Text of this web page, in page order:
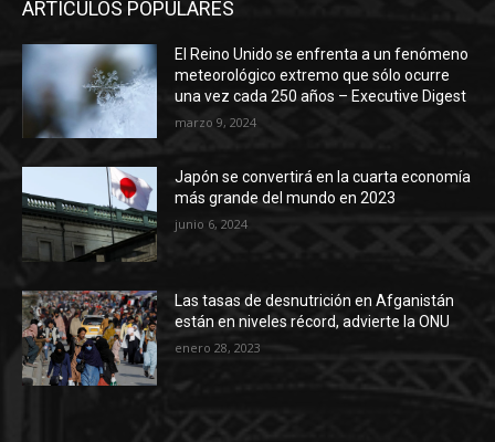
ARTÍCULOS POPULARES
El Reino Unido se enfrenta a un fenómeno
meteorológico extremo que sólo ocurre
una vez cada 250 años – Executive Digest
marzo 9, 2024
Japón se convertirá en la cuarta economía
más grande del mundo en 2023
junio 6, 2024
Las tasas de desnutrición en Afganistán
están en niveles récord, advierte la ONU
enero 28, 2023